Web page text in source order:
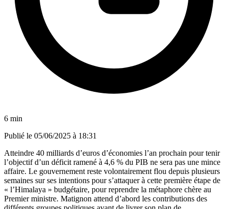
6 min
Publié le 05/06/2025 à 18:31
Atteindre 40 milliards d’euros d’économies l’an prochain pour tenir
l’objectif d’un déficit ramené à 4,6 % du PIB ne sera pas une mince
affaire. Le gouvernement reste volontairement flou depuis plusieurs
semaines sur ses intentions pour s’attaquer à cette première étape de
« l’Himalaya » budgétaire, pour reprendre la métaphore chère au
Premier ministre. Matignon attend d’abord les contributions des